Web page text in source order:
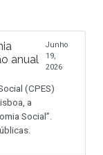
anual
Junho
19,
2026
(CPES)
a
Social”.